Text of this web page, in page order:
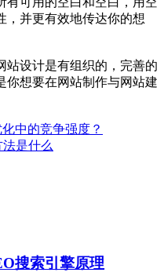
，并更有效地传达你的想
站设计是有组织的，完善的
想要在网站制作与网站建
中的竞争强度？
是什么
搜索引擎原理